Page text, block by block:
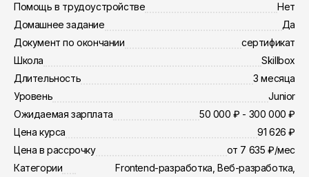
Помощь в трудоустройстве
Нет
Домашнее задание
Да
Документ по окончании
сертификат
Школа
Skillbox
Длительность
3 месяца
Уровень
Junior
Ожидаемая зарплата
50 000 ₽ - 300 000 ₽
Цена курса
91 626 ₽
Цена в рассрочку
от 7 635 ₽/мес
Категории
Frontend-разработка, Веб-разработка,